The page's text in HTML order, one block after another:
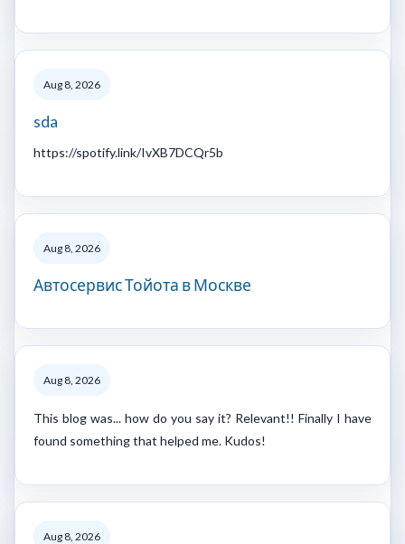
Aug 8, 2026
sda
https://spotify.link/IvXB7DCQr5b
Aug 8, 2026
Автосервис Тойота в Москве
Aug 8, 2026
This blog was... how do you say it? Relevant!! Finally I have
found something that helped me. Kudos!
Aug 8, 2026